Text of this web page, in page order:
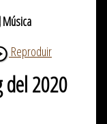
Música
Reproduir
del 2020